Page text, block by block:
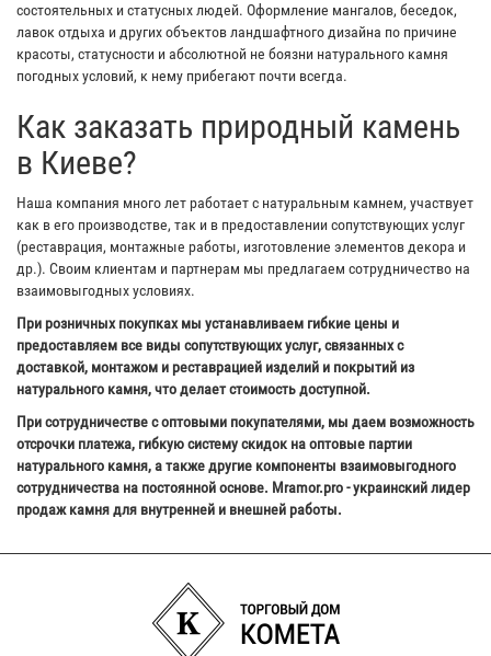
состоятельных и статусных людей. Оформление мангалов, беседок,
лавок отдыха и других объектов ландшафтного дизайна по причине
красоты, статусности и абсолютной не боязни натурального камня
погодных условий, к нему прибегают почти всегда.
Как заказать природный камень
в Киеве?
Наша компания много лет работает с натуральным камнем, участвует
как в его производстве, так и в предоставлении сопутствующих услуг
(реставрация, монтажные работы, изготовление элементов декора и
др.). Своим клиентам и партнерам мы предлагаем сотрудничество на
взаимовыгодных условиях.
При розничных покупках мы устанавливаем гибкие цены и
предоставляем все виды сопутствующих услуг, связанных с
доставкой, монтажом и реставрацией изделий и покрытий из
натурального камня, что делает стоимость доступной.
При сотрудничестве с оптовыми покупателями, мы даем возможность
отсрочки платежа, гибкую систему скидок на оптовые партии
натурального камня, а также другие компоненты взаимовыгодного
сотрудничества на постоянной основе. Mramor.pro - украинский лидер
продаж камня для внутренней и внешней работы.